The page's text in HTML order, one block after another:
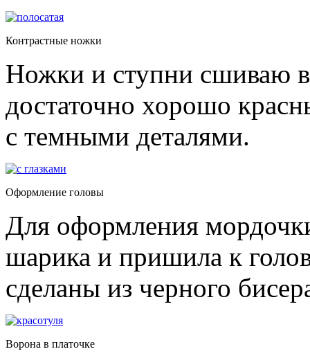
Контрастные ножки
Ножки и ступни сшиваю
достаточно хорошо
с темными деталями.
Оформление головы
Для оформления
шарика и пришила к
сделаны из черного
Ворона в платочке